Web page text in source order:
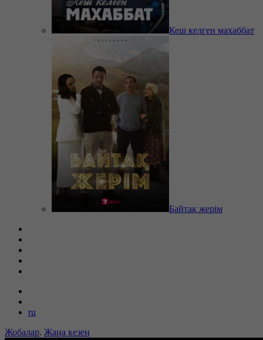
Кеш келген махаббат
Байтақ жерім
ru
Жобалар. Жаңа кезең